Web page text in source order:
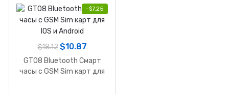
-$7.25
$18.12 $10.87
GT08 Bluetooth Смарт
часы с GSM Sim карт для